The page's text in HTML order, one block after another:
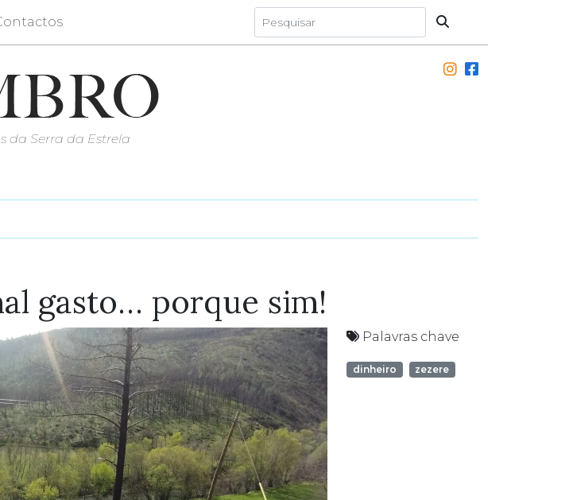
da Serra da Estrela
gasto… porque sim!
Palavras chave
dinheiro zezere